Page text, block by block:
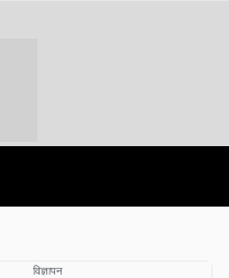
विज्ञापन